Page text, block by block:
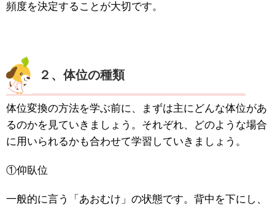
頻度を決定することが大切です。
２、体位の種類
体位変換の方法を学ぶ前に、まずは主にどんな体位があ
るのかを見ていきましょう。それぞれ、どのような場合
に用いられるかも合わせて学習していきましょう。
①仰臥位
一般的に言う「あおむけ」の状態です。背中を下にし、